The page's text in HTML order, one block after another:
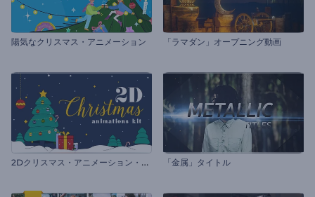
陽気なクリスマス・アニメーション 「ラマダン」オープニング動画
2
Dクリスマス・アニメーション・キット 「金属」タイトル